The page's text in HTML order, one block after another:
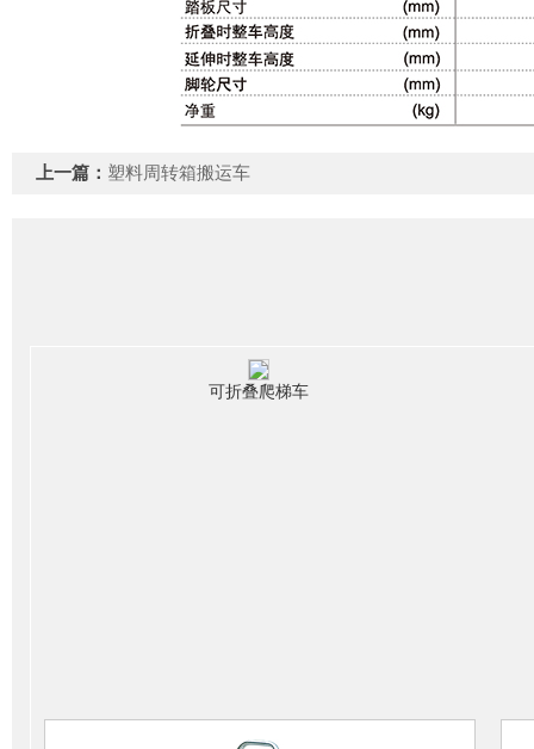
上一篇： 塑料周转箱搬运车
可折叠爬梯车